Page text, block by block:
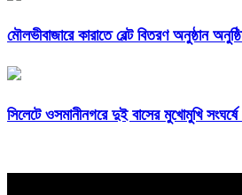
মৌলভীবাজারে কারাতে বেল্ট বিতরণ অনুষ্ঠান
সিলেটে ওসমানীনগরে দুই বাসের মুখোমুখি